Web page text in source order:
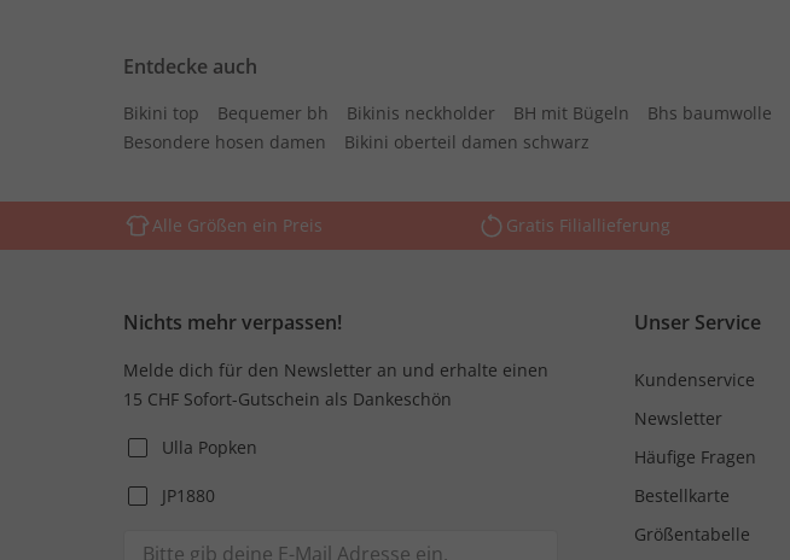
Entdecke auch
Bikini top Bequemer bh Bikinis neckholder BH mit Bügeln Bhs baumwolle
Besondere hosen damen
Bikini oberteil damen schwarz
Alle Größen ein Preis Gratis Filiallieferung
Nichts mehr verpassen!
Melde dich für den Newsletter an und erhalte einen
15 CHF Sofort-Gutschein als Dankeschön
Ulla Popken
JP1880
Unser Service
Kundenservice
Newsletter
Häufige Fragen
Bestellkarte
Größentabelle